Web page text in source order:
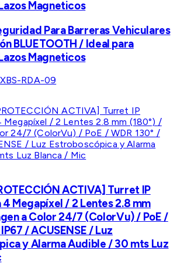
Magneticos
Para Barreras Vehiculares
BLUETOOTH / Ideal para
Magneticos
XBS-RDA-09
ACTIVA] Turret IP
4 Megapíxel / 2 Lentes 2.8 mm
a Color 24/7 (ColorVu) / PoE /
/ ACUSENSE / Luz
y Alarma Audible / 30 mts Luz